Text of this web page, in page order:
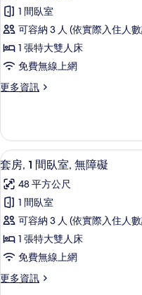
的
所
有
相
片
大
人
床
的
詳
情
房,
1
間
臥
室
所
有
相
片
1 間臥室
可容納 3 人 (依實際入住人
1 張特大雙人床
免費無線上網
更多資訊
更
1
間
臥
的
詳
顯
示
套
房,
1
間
臥
室,
21
套房, 1 間臥室, 無障礙
48 平方公尺
1 間臥室
可容納 3 人 (依實際入住人
1 張特大雙人床
免費無線上網
更多資訊
更